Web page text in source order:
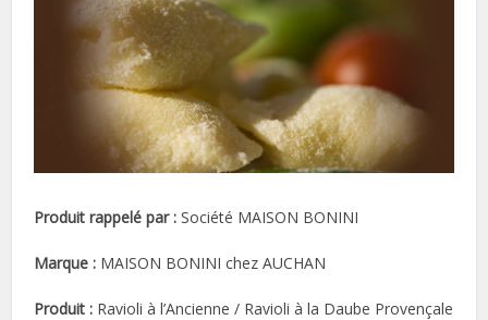
Produit rappelé par : Société MAISON BONINI
Marque : MAISON BONINI chez AUCHAN
Produit : Ravioli à l’Ancienne / Ravioli à la Daube Provençale